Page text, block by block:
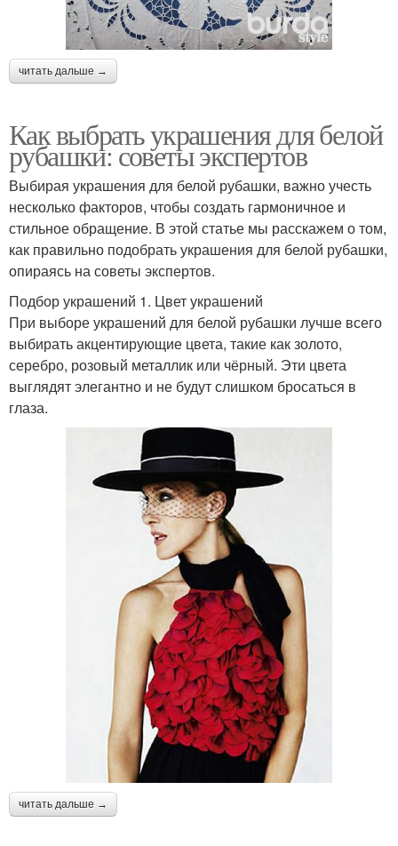
читать дальше →
Как выбрать украшения для белой
рубашки: советы экспертов
Выбирая украшения для белой рубашки, важно учесть
несколько факторов, чтобы создать гармоничное и
стильное обращение. В этой статье мы расскажем о том,
как правильно подобрать украшения для белой рубашки,
опираясь на советы экспертов.
Подбор украшений 1. Цвет украшений
При выборе украшений для белой рубашки лучше всего
выбирать акцентирующие цвета, такие как золото,
серебро, розовый металлик или чёрный. Эти цвета
выглядят элегантно и не будут слишком бросаться в
глаза.
читать дальше →